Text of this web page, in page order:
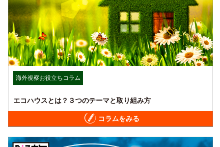
海外視察お役立ちコラム
エコハウスとは？３つのテーマと取り組み方
コラムをみる